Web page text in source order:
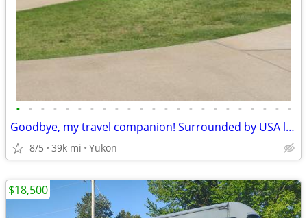
• • • • • • • • • • • • • • • • • • • • • • •
Goodbye, my travel companion! Surrounded by USA landscapes
8/5 39k mi Yukon
$18,500